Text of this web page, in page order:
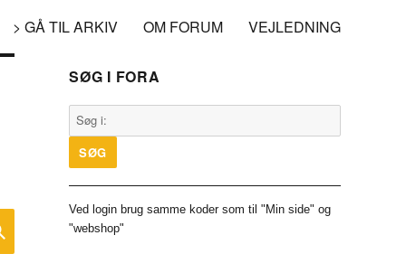
> GÅ TIL ARKIV OM FORUM VEJLEDNING
SØG I FORA
Ved login brug samme koder som til "Min side" og
"webshop"